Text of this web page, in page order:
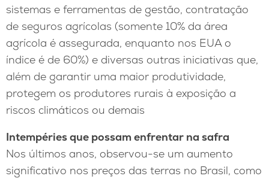
sistemas e ferramentas de gestão, contratação
de seguros agrícolas (somente 10% da área
agrícola é assegurada, enquanto nos EUA o
índice é de 60%) e diversas outras iniciativas que,
além de garantir uma maior produtividade,
protegem os produtores rurais à exposição a
riscos climáticos ou demais
Intempéries que possam enfrentar na safra
Nos últimos anos, observou-se um aumento
significativo nos preços das terras no Brasil, como